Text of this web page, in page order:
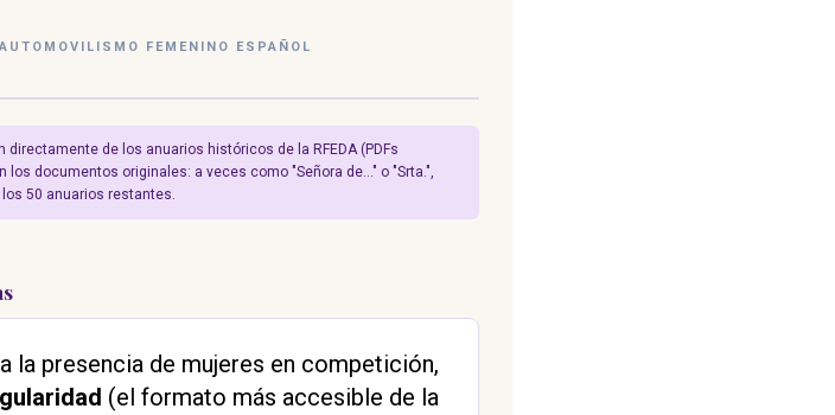
FEMENINO ESPAÑOL
directamente de los anuarios históricos de la RFEDA (PDFs
documentos originales: a veces como "Señora de…" o "Srta.",
50 anuarios restantes.
la presencia de mujeres en competición,
(el formato más accesible de la